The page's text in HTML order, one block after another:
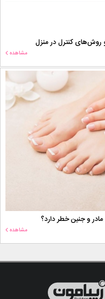
و روش‌های کنترل در منزل
مشاهده
مادر و جنین خطر دارد؟
مشاهده